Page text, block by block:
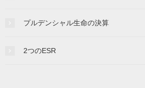
プルデンシャル生命の決算
2つのESR